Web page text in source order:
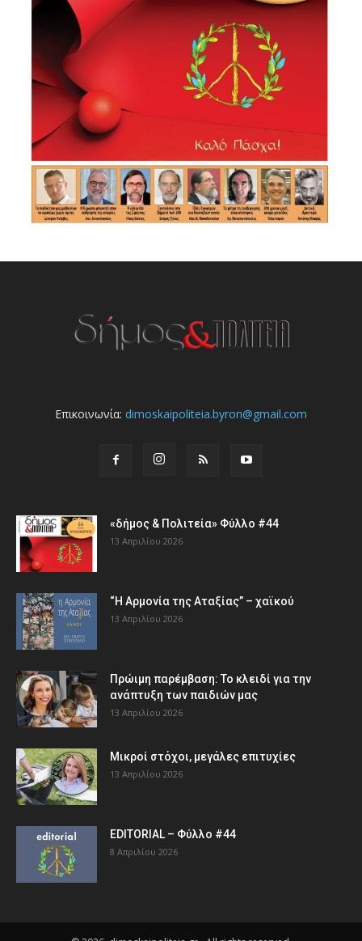
Επικοινωνία: dimoskaipoliteia.byron@gmail.com
«δήμος & Πολιτεία» Φύλλο #44
13 Απριλίου 2026
“Η Αρμονία της Αταξίας” – χαϊκού
13 Απριλίου 2026
Πρώιμη παρέμβαση: Το κλειδί για την
ανάπτυξη των παιδιών µας
13 Απριλίου 2026
Μικροί στόχοι, μεγάλες επιτυχίες
13 Απριλίου 2026
EDITORIAL – Φύλλο #44
8 Απριλίου 2026